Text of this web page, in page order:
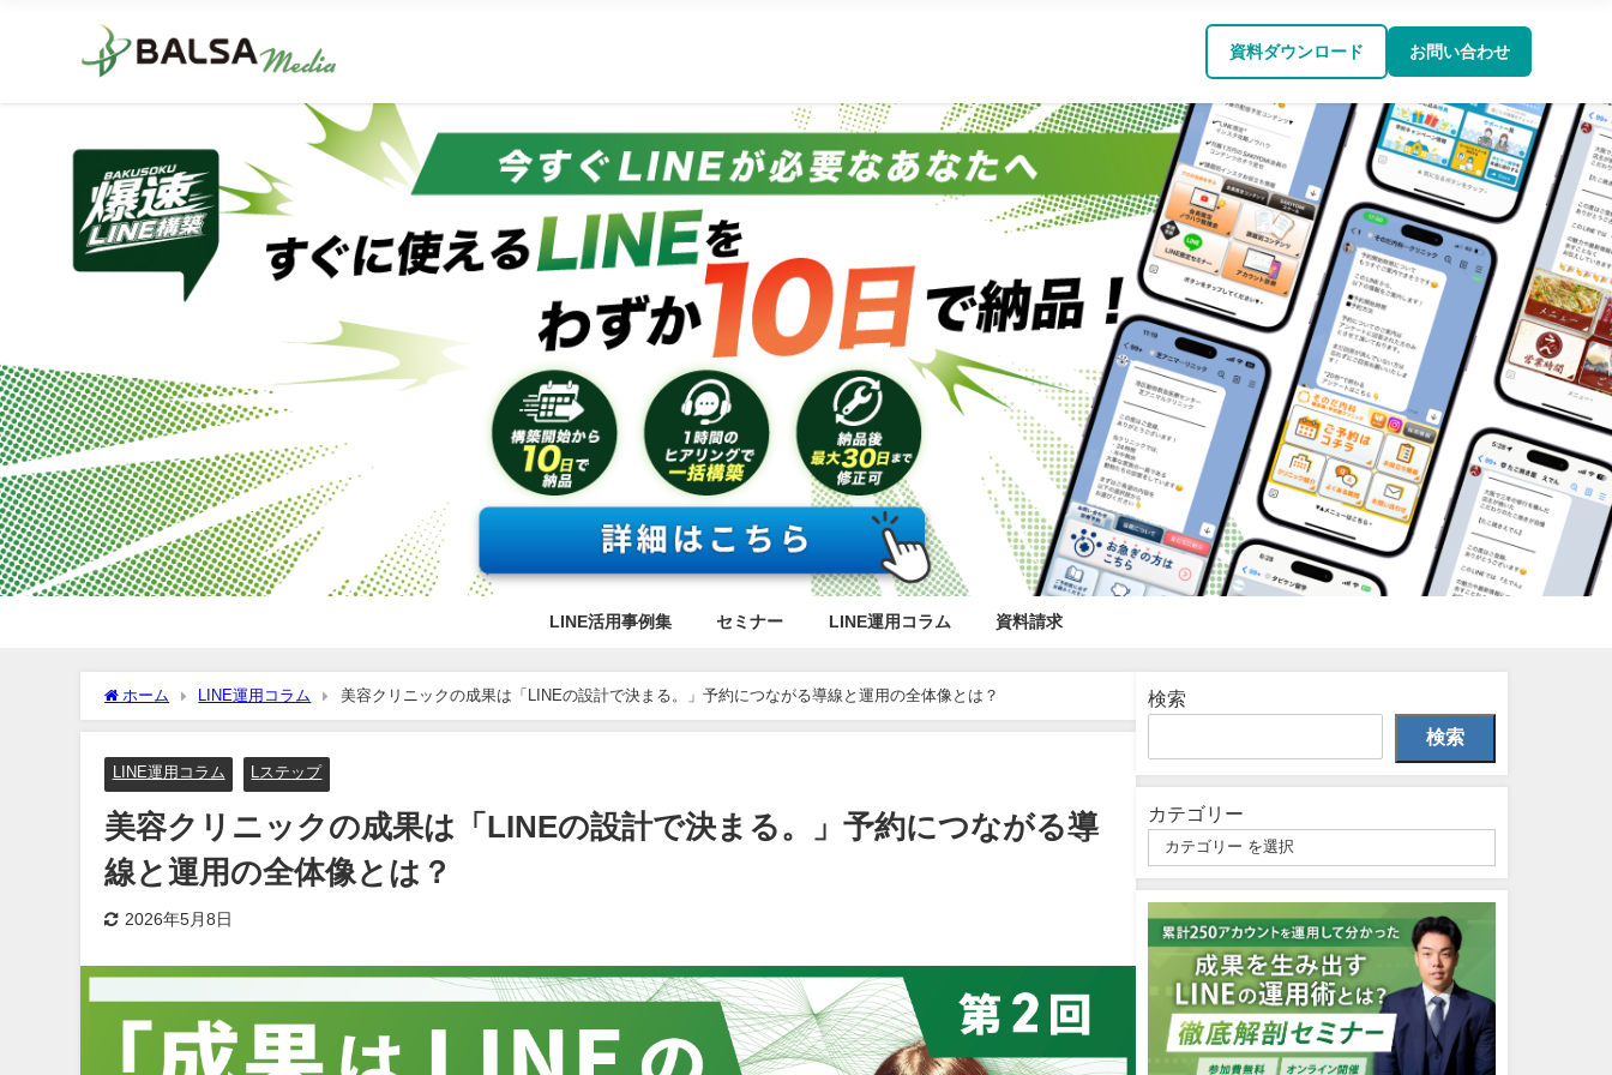
資料ダウンロード お問い合わせ
LINE活用事例集 セミナー LINE運用コラム 資料請求
ホーム LINE運用コラム 美容クリニックの成果は「LINEの設計で決まる。」予約につながる導線と運用の全体像とは？
LINE運用コラム Lステップ
美容クリニックの成果は「LINEの設計で決まる。」予約につながる導
線と運用の全体像とは？
2026年5月8日
検索
検索
カテゴリー